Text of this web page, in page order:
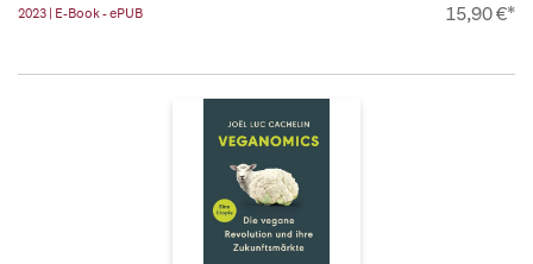
2023 | E-Book - ePUB 15,90 €*